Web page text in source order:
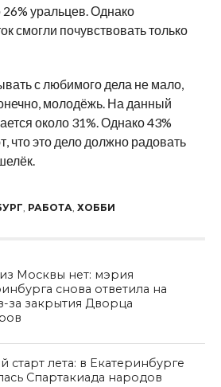
26% уральцев. Однако
смогли почувствовать только
с любимого дела не мало,
молодёжь. На данный
около 31%. Однако 43%
что это дело должно радовать
РАБОТА ХОББИ
Москвы нет: мэрия
снова ответила на
за закрытия Дворца
старт лета: в Екатеринбурге
Спартакиада народов